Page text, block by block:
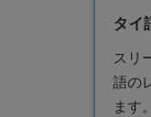
タイ
スリ
語の
ます